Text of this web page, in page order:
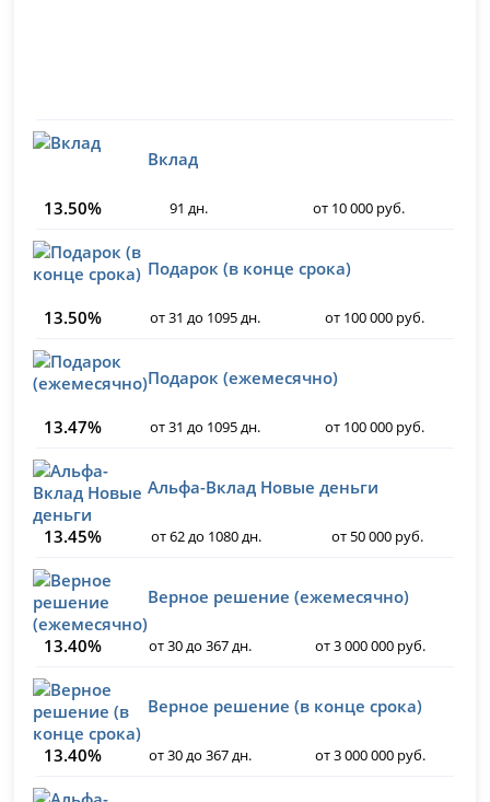
Вклад
13.50% 91 дн. от 10 000 руб.
Подарок (в конце срока)
13.50% от 31 до 1095 дн. от 100 000 руб.
Подарок (ежемесячно)
13.47% от 31 до 1095 дн. от 100 000 руб.
Альфа-Вклад Новые деньги
13.45% от 62 до 1080 дн. от 50 000 руб.
Верное решение (ежемесячно)
13.40% от 30 до 367 дн. от 3 000 000 руб.
Верное решение (в конце срока)
13.40% от 30 до 367 дн. от 3 000 000 руб.